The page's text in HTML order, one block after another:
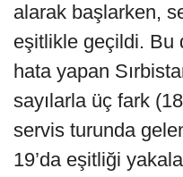
alarak başlarken,
eşitlikle geçildi. Bu
hata yapan
sayılarla üç fark
servis turunda
19’da eşitliği